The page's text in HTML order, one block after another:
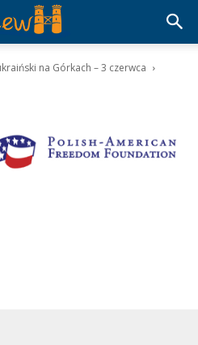
na Górkach – 3 czerwca